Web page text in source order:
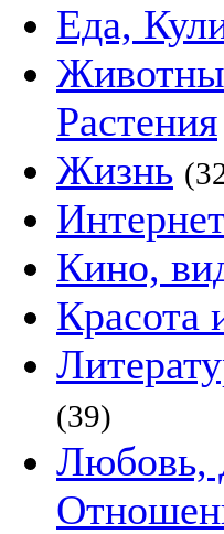
Еда,
Растения
Жизнь
Интернет
Кино,
Красота
(39)
Любовь,